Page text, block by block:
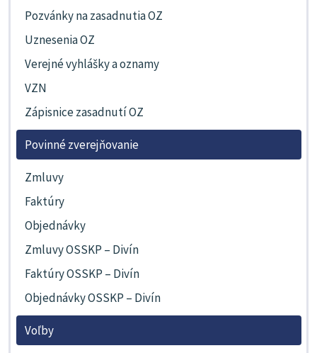
Pozvánky na zasadnutia OZ
Uznesenia OZ
Verejné vyhlášky a oznamy
VZN
Zápisnice zasadnutí OZ
Povinné zverejňovanie
Zmluvy
Faktúry
Objednávky
Zmluvy OSSKP – Divín
Faktúry OSSKP – Divín
Objednávky OSSKP – Divín
Voľby